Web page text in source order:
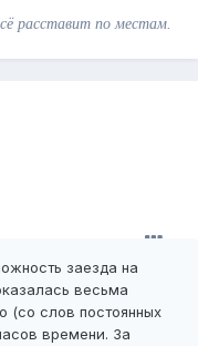
расставит по местам.
заезда на
весьма
(со слов постоянных
времени. За